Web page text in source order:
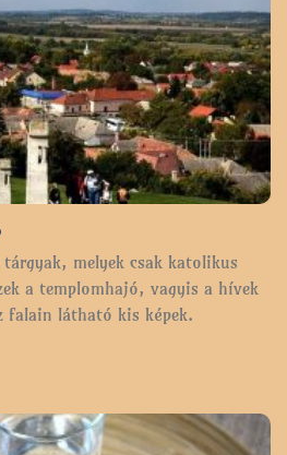
tárgyak, melyek csak katolikus
a templomhajó, vagyis a hívek
falain látható kis képek.